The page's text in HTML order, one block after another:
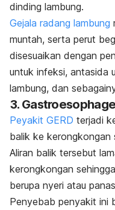
dinding lambung.
Gejala radang lambung
muntah, serta perut
disesuaikan dengan
untuk infeksi, antasida
lambung, dan
3.
Peyakit GERD terjadi
balik ke kerongkongan
Aliran balik tersebut
kerongkongan
berupa nyeri atau
Penyebab penyakit ini